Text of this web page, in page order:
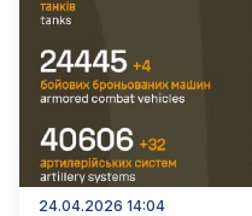
24.04.2026 14:04